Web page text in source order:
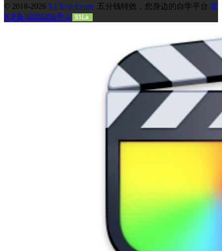
© 2018-2026 VFXcool.com 五分钱特效，您身边的自学平台 冀
ICP备18026256号-1
51La